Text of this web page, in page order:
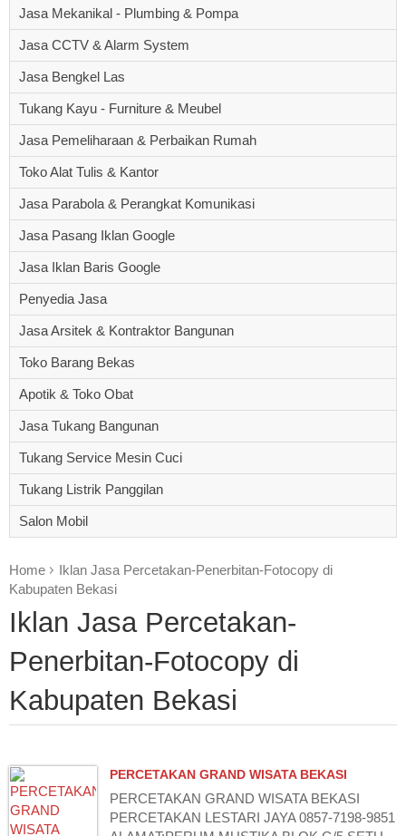
Jasa Mekanikal - Plumbing & Pompa
Jasa CCTV & Alarm System
Jasa Bengkel Las
Tukang Kayu - Furniture & Meubel
Jasa Pemeliharaan & Perbaikan Rumah
Toko Alat Tulis & Kantor
Jasa Parabola & Perangkat Komunikasi
Jasa Pasang Iklan Google
Jasa Iklan Baris Google
Penyedia Jasa
Jasa Arsitek & Kontraktor Bangunan
Toko Barang Bekas
Apotik & Toko Obat
Jasa Tukang Bangunan
Tukang Service Mesin Cuci
Tukang Listrik Panggilan
Salon Mobil
Home
Iklan Jasa Percetakan-Penerbitan-Fotocopy di
Kabupaten Bekasi
Iklan Jasa Percetakan-
Penerbitan-Fotocopy di
Kabupaten Bekasi
PERCETAKAN GRAND WISATA BEKASI
PERCETAKAN GRAND WISATA BEKASI
PERCETAKAN LESTARI JAYA 0857-7198-9851